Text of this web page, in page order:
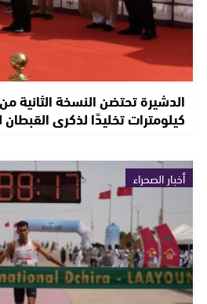
كيلومترات تخليدًا لذكرى
أخبار الصحراء